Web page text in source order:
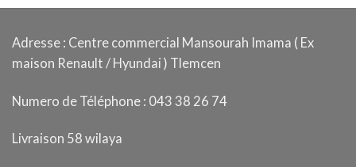
Adresse : Centre commercial Mansourah Imama ( Ex
maison Renault / Hyundai ) Tlemcen
Numero de Téléphone : 043 38 26 74
Livraison 58 wilaya